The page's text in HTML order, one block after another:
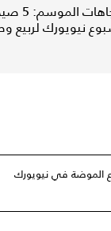
نيويورك لربيع
الموضة في نيويورك